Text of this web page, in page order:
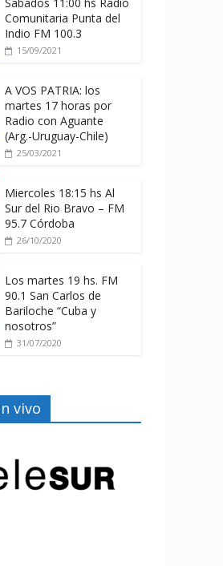
Comunitaria Punta del
Indio FM 100.3
15/09/2021
A VOS PATRIA: los
martes 17 horas por
Radio con Aguante
(Arg.-Uruguay-Chile)
25/03/2021
Miercoles 18:15 hs Al
Sur del Rio Bravo – FM
95.7 Córdoba
26/10/2020
Los martes 19 hs. FM
90.1 San Carlos de
Bariloche “Cuba y
nosotros”
31/07/2020
vivo